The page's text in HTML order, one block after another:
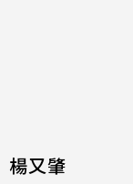
楊又肇